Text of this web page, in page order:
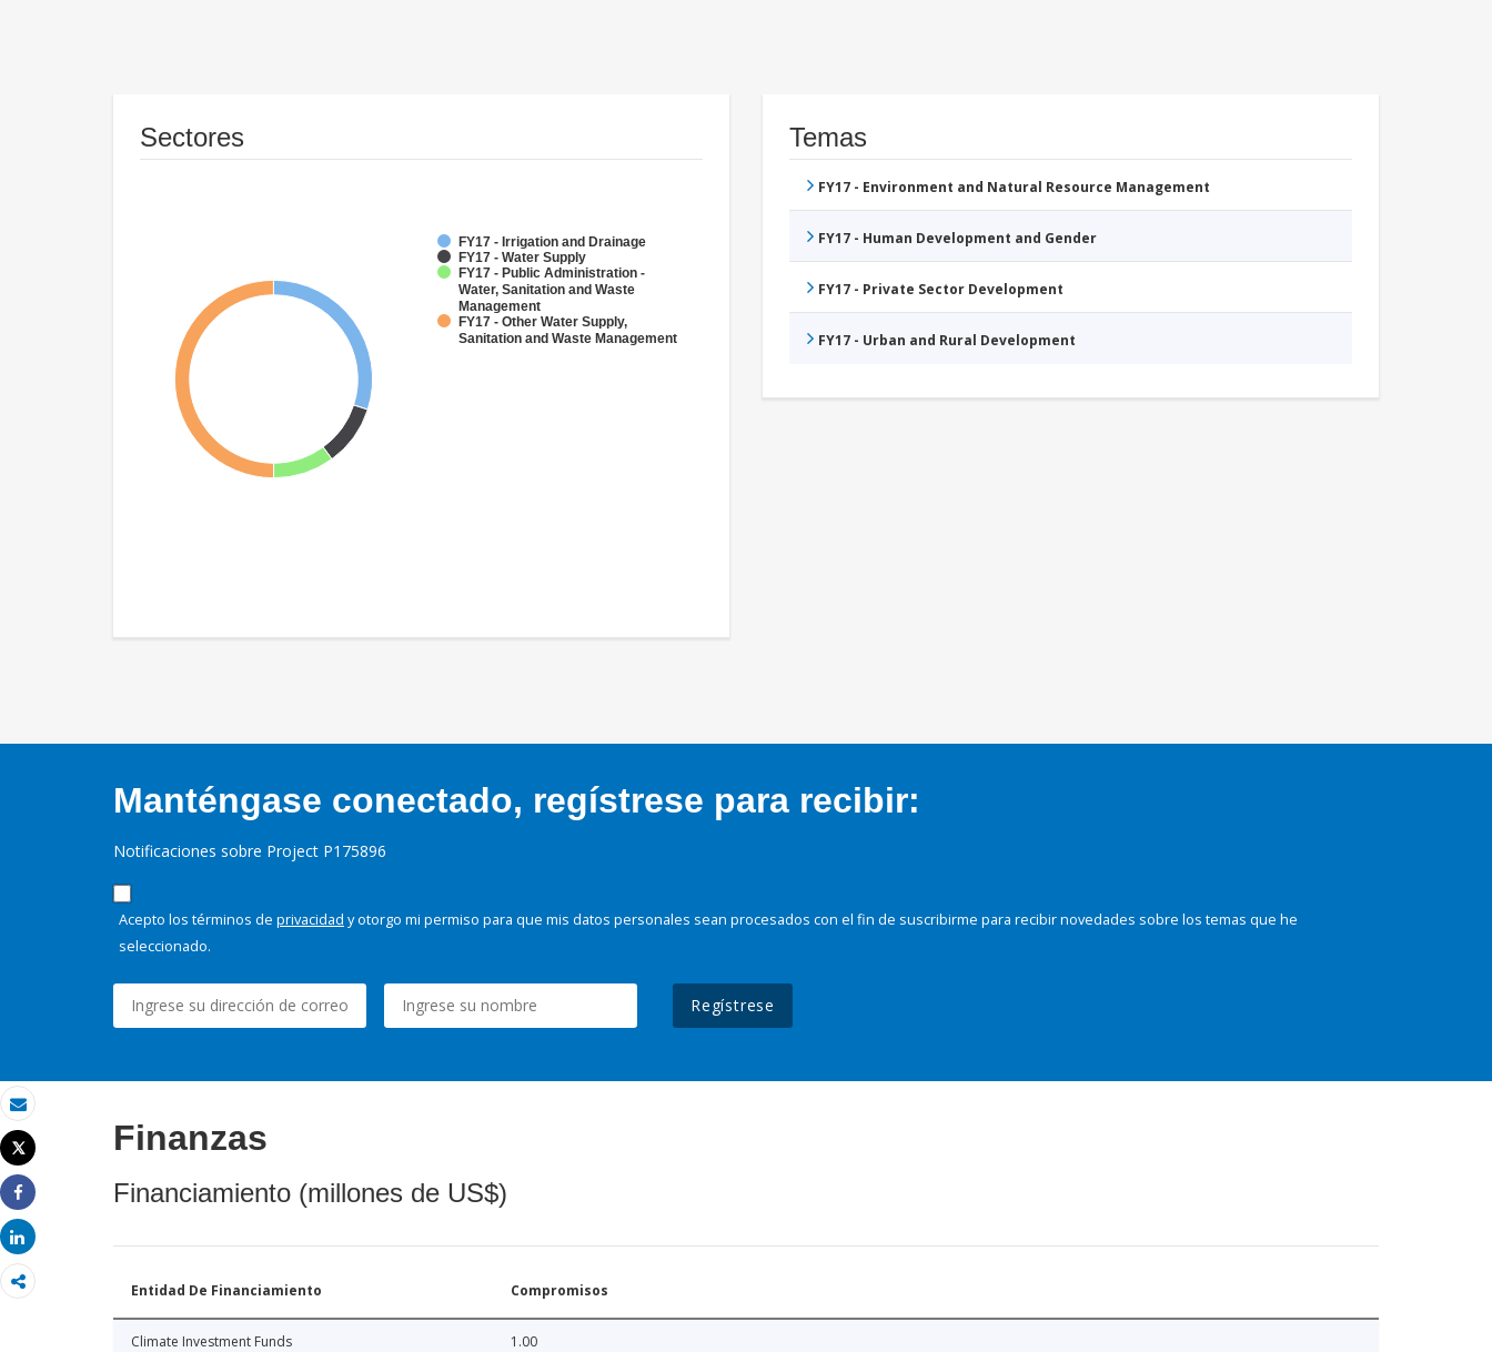
Correo electrónico
Imprimir
Tweet
Share
Share
Sectores
FY17 - Irrigation and Drainage
FY17 - Water Supply
FY17 - Public Administration -
Water, Sanitation and Waste
Management
FY17 - Other Water Supply,
Sanitation and Waste Management
Temas
FY17 - Environment and Natural Resource Management
FY17 - Human Development and Gender
FY17 - Private Sector Development
FY17 - Urban and Rural Development
Manténgase conectado, regístrese para recibir:
Notificaciones sobre Project P175896
Acepto los términos de privacidad y otorgo mi permiso para que mis datos personales sean procesados con el fin de suscribirme para recibir novedades sobre los temas que he
seleccionado.
Regístrese
Finanzas
Financiamiento (millones de US$)
Entidad De Financiamiento Compromisos
Climate Investment Funds 1.00